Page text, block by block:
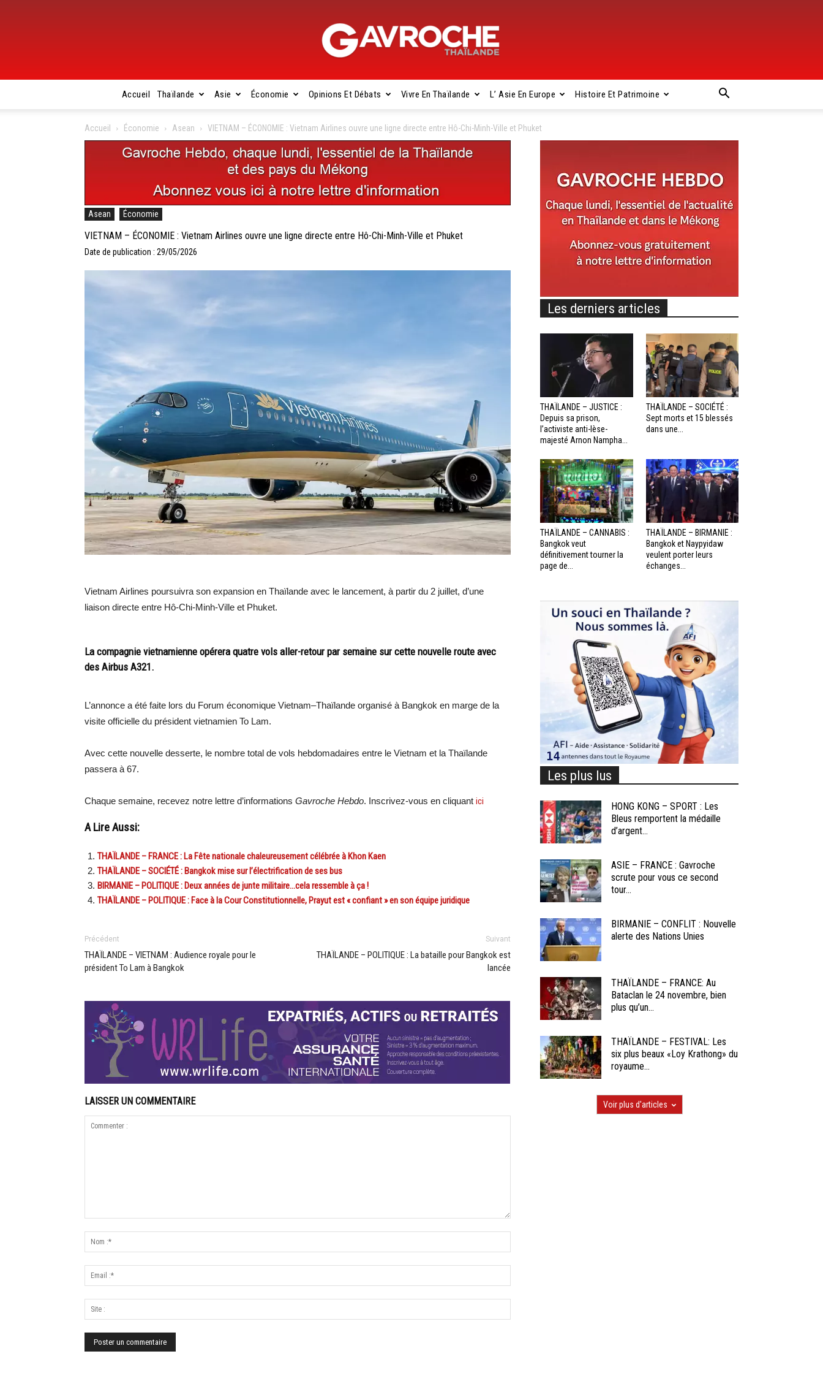
Gavroche
Accueil Thaïlande Asie Économie Opinions Et Débats Vivre En Thaïlande L’ Asie En Europe Histoire Et Patrimoine
Accueil Économie Asean VIETNAM – ÉCONOMIE : Vietnam Airlines ouvre une ligne directe entre Hô-Chi-Minh-Ville et Phuket
Asean Économie
VIETNAM – ÉCONOMIE : Vietnam Airlines ouvre une ligne directe entre Hô-Chi-Minh-Ville et Phuket
Date de publication : 29/05/2026
Vietnam Airlines poursuivra son expansion en Thaïlande avec le lancement, à partir du 2 juillet, d’une
liaison directe entre Hô-Chi-Minh-Ville et Phuket.
La compagnie vietnamienne opérera quatre vols aller-retour par semaine sur cette nouvelle route avec
des Airbus A321.
L’annonce a été faite lors du Forum économique Vietnam–Thaïlande organisé à Bangkok en marge de la
visite officielle du président vietnamien To Lam.
Avec cette nouvelle desserte, le nombre total de vols hebdomadaires entre le Vietnam et la Thaïlande
passera à 67.
Chaque semaine, recevez notre lettre d’informations Gavroche Hebdo. Inscrivez-vous en cliquant ici
A Lire Aussi:
THAÏLANDE – FRANCE : La Fête nationale chaleureusement célébrée à Khon Kaen
THAÏLANDE – SOCIÉTÉ : Bangkok mise sur l’électrification de ses bus
BIRMANIE – POLITIQUE : Deux années de junte militaire…cela ressemble à ça !
THAÏLANDE – POLITIQUE : Face à la Cour Constitutionnelle, Prayut est « confiant » en son équipe juridique
Précédent
THAÏLANDE – VIETNAM : Audience royale pour le
président To Lam à Bangkok
Suivant
THAÏLANDE – POLITIQUE : La bataille pour Bangkok est
lancée
LAISSER UN COMMENTAIRE
Les derniers articles
THAÏLANDE – JUSTICE :
Depuis sa prison,
l’activiste anti-lèse-
majesté Arnon Nampha...
THAÏLANDE – SOCIÉTÉ :
Sept morts et 15 blessés
dans une...
THAÏLANDE – CANNABIS :
Bangkok veut
définitivement tourner la
page de...
THAÏLANDE – BIRMANIE :
Bangkok et Naypyidaw
veulent porter leurs
échanges...
Les plus lus
HONG KONG – SPORT : Les
Bleus remportent la médaille
d’argent...
ASIE – FRANCE : Gavroche
scrute pour vous ce second
tour...
BIRMANIE – CONFLIT : Nouvelle
alerte des Nations Unies
THAÏLANDE – FRANCE: Au
Bataclan le 24 novembre, bien
plus qu’un...
THAÏLANDE – FESTIVAL: Les
six plus beaux «Loy Krathong» du
royaume...
Voir plus d'articles